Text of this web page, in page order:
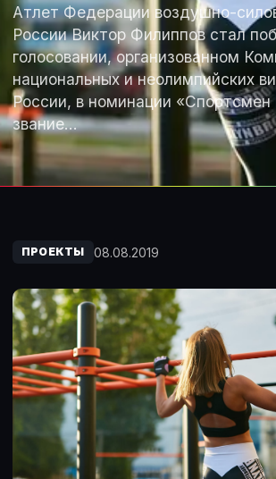
Атлет Федерации воздушно-
России Виктор Филиппов стал
голосовании, организованном
национальных и неолимпийских
России, в номинации
звание…
ПРОЕКТЫ 08.08.2019